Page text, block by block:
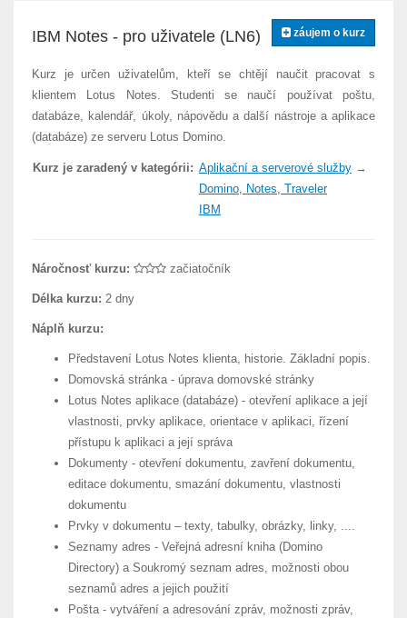
záujem o kurz
IBM Notes - pro uživatele (LN6)
Kurz je určen uživatelům, kteří se chtějí naučit pracovat s
klientem Lotus Notes. Studenti se naučí používat poštu,
databáze, kalendář, úkoly, nápovědu a další nástroje a aplikace
(databáze) ze serveru Lotus Domino.
Kurz je zaradený v kategórii: Aplikační a serverové služby →
Domino, Notes, Traveler
IBM
Náročnosť kurzu: začiatočník
Délka kurzu: 2 dny
Náplň kurzu:
Představení Lotus Notes klienta, historie. Základní popis.
Domovská stránka - úprava domovské stránky
Lotus Notes aplikace (databáze) - otevření aplikace a její
vlastnosti, prvky aplikace, orientace v aplikaci, řízení
přístupu k aplikaci a její správa
Dokumenty - otevření dokumentu, zavření dokumentu,
editace dokumentu, smazání dokumentu, vlastnosti
dokumentu
Prvky v dokumentu – texty, tabulky, obrázky, linky, ....
Seznamy adres - Veřejná adresní kniha (Domino
Directory) a Soukromý seznam adres, možnosti obou
seznamů adres a jejich použití
Pošta - vytváření a adresování zpráv, možnosti zpráv,